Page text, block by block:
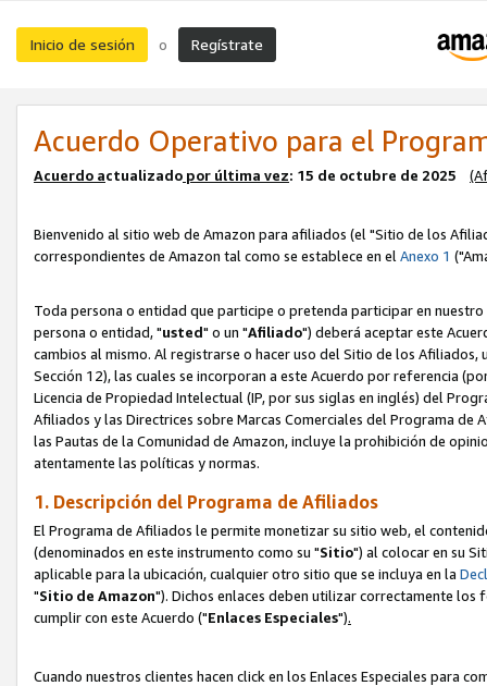
Inicio de sesión o Regístrate
Acuerdo Operativo para el
Acuerdo actualizado por última vez: 15 de octubre de 2025
Bienvenido al sitio web de Amazon para afiliados (el "Sitio de los
correspondientes de Amazon tal como se establece en elAnexo 1
Toda persona o entidad que participe o pretenda participar en
persona o entidad, "usted" o un "Afiliado") deberá aceptar este
cambios al mismo. Al registrarse o hacer uso del Sitio de los
Sección 12), las cuales se incorporan a este Acuerdo por referencia
Licencia de Propiedad Intelectual (IP, por sus siglas en inglés) del
Afiliados y las Directrices sobre Marcas Comerciales del Programa
las Pautas de la Comunidad de Amazon, incluye la prohibición de
atentamente las políticas y normas.
1. Descripción del Programa de Afiliados
El Programa de Afiliados le permite monetizar su sitio web, el
(denominados en este instrumento como su "Sitio") al colocar en su
aplicable para la ubicación, cualquier otro sitio que se incluya en la
"Sitio de Amazon"). Dichos enlaces deben utilizar correctamente los
cumplir con este Acuerdo ("Enlaces Especiales").
Cuando nuestros clientes hacen click en los Enlaces Especiales para